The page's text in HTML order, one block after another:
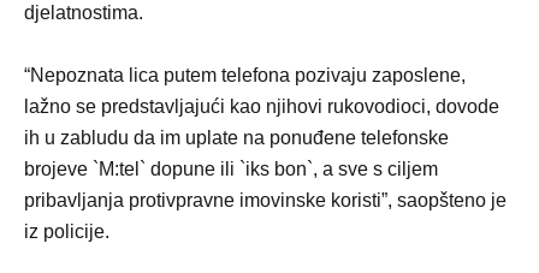
djelatnostima.
“Nepoznata lica putem telefona pozivaju zaposlene,
lažno se predstavljajući kao njihovi rukovodioci, dovode
ih u zabludu da im uplate na ponuđene telefonske
brojeve `M:tel` dopune ili `iks bon`, a sve s ciljem
pribavljanja protivpravne imovinske koristi”, saopšteno je
iz policije.